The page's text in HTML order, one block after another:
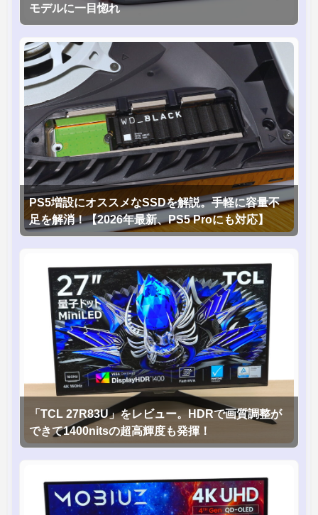
モデルに一目惚れ
PS5増設にオススメなSSDを解説。手軽に容量不
足を解消！【2026年最新、PS5 Proにも対応】
「TCL 27R83U」をレビュー。HDRで画質調整が
できて1400nitsの超高輝度も発揮！